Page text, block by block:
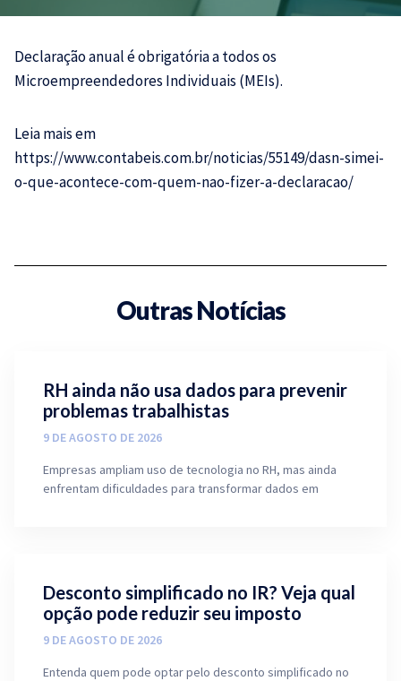
Declaração anual é obrigatória a todos os
Microempreendedores Individuais (MEIs).
Leia mais em
https://www.contabeis.com.br/noticias/55149/dasn-simei-
o-que-acontece-com-quem-nao-fizer-a-declaracao/
Outras Notícias
RH ainda não usa dados para prevenir
problemas trabalhistas
9 DE AGOSTO DE 2026
Empresas ampliam uso de tecnologia no RH, mas ainda
enfrentam dificuldades para transformar dados em
Desconto simplificado no IR? Veja qual
opção pode reduzir seu imposto
9 DE AGOSTO DE 2026
Entenda quem pode optar pelo desconto simplificado no